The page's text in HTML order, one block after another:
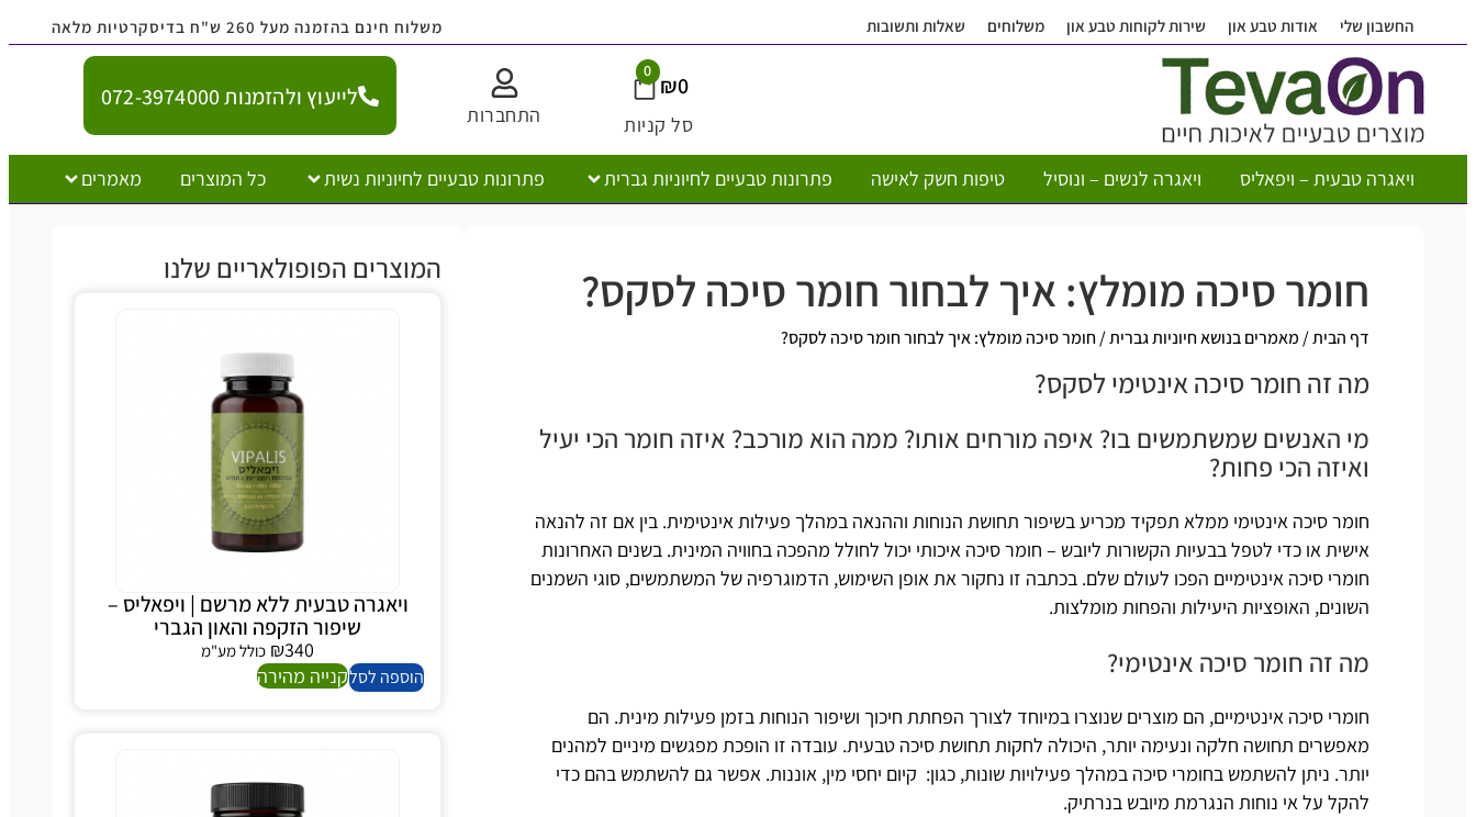
החשבון שלי אודות טבע און שירות לקוחות טבע און משלוחים שאלות ותשובות משלוח חינם בהזמנה מעל 260 ש"ח בדיסקרטיות מלאה
₪0
0
סל קניות התחברות
לייעוץ ולהזמנות 072-3974000
ויאגרה טבעית – ויפאליס ויאגרה לנשים – ונוסיל טיפות חשק לאישה פתרונות טבעיים לחיוניות גברית פתרונות טבעיים לחיוניות נשית כל המוצרים מאמרים
חומר סיכה מומלץ: איך לבחור חומר סיכה לסקס?
דף הבית/ מאמרים בנושא חיוניות גברית/חומר סיכה מומלץ: איך לבחור חומר סיכה לסקס?
מה זה חומר סיכה אינטימי לסקס?
מי האנשים שמשתמשים בו? איפה מורחים אותו? ממה הוא מורכב? איזה חומר הכי יעיל
ואיזה הכי פחות?
חומר סיכה אינטימי ממלא תפקיד מכריע בשיפור תחושת הנוחות וההנאה במהלך פעילות אינטימית. בין אם זה להנאה
אישית או כדי לטפל בבעיות הקשורות ליובש – חומר סיכה איכותי יכול לחולל מהפכה בחוויה המינית. בשנים האחרונות
חומרי סיכה אינטימיים הפכו לעולם שלם. בכתבה זו נחקור את אופן השימוש, הדמוגרפיה של המשתמשים, סוגי השמנים
השונים, האופציות היעילות והפחות מומלצות.
מה זה חומר סיכה אינטימי?
חומרי סיכה אינטימיים, הם מוצרים שנוצרו במיוחד לצורך הפחתת חיכוך ושיפור הנוחות בזמן פעילות מינית. הם
מאפשרים תחושה חלקה ונעימה יותר, היכולה לחקות תחושת סיכה טבעית. עובדה זו הופכת מפגשים מיניים למהנים
יותר. ניתן להשתמש בחומרי סיכה במהלך פעילויות שונות, כגון: קיום יחסי מין, אוננות. אפשר גם להשתמש בהם כדי
להקל על אי נוחות הנגרמת מיובש בנרתיק.
המוצרים הפופולאריים שלנו
ויאגרה טבעית ללא מרשם | ויפאליס –
שיפור הזקפה והאון הגברי
₪340 כולל מע"מ
הוספה לסלקנייה מהירה